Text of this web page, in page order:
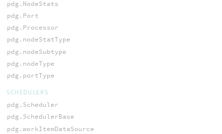
pdg.NodeStats
pdg.Port
pdg.Processor
pdg.nodeStatType
pdg.nodeSubtype
pdg.nodeType
pdg.portType
SCHEDULERS
pdg.Scheduler
pdg.SchedulerBase
pdg.workItemDataSource